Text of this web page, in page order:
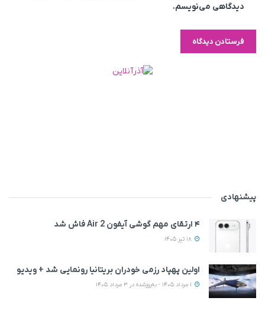
دیدگاهی می‌نویسم.
پیشنهادی
۴ ارتقای مهم گوشی آیفون Air 2 فاش شد
اولین پهپاد رزمی خودران بریتانیا رونمایی شد + ویدیو